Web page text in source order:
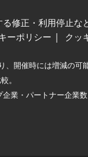
修正・利用停止な
ーポリシー クッ
開催時には増減の可
。
業・パートナー企業数